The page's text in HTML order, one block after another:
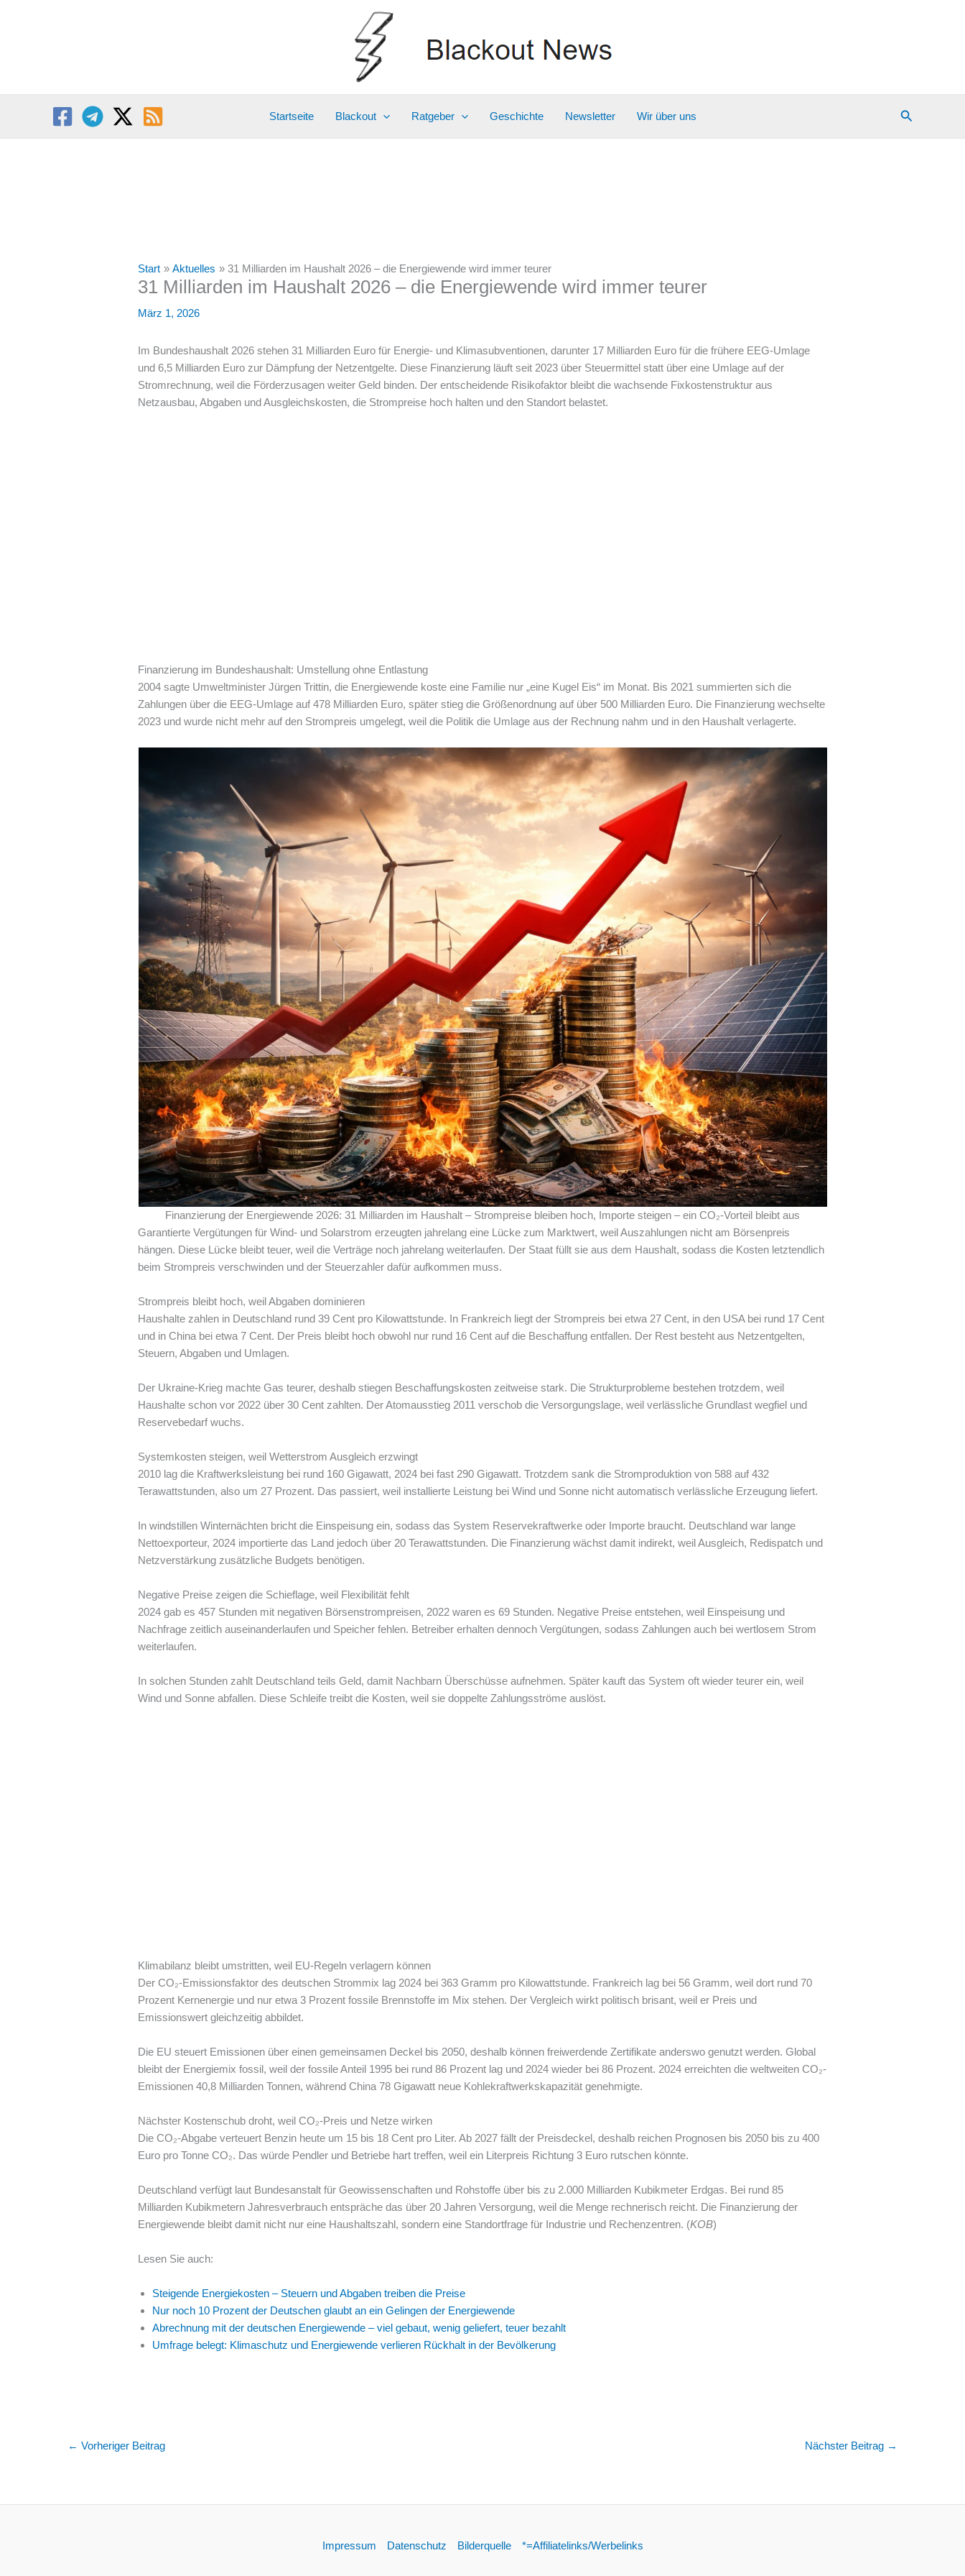
Startseite Blackout Ratgeber Geschichte Newsletter Wir über uns Suchen
Start Aktuelles 31 Milliarden im Haushalt 2026 – die Energiewende wird immer teurer
31 Milliarden im Haushalt 2026 – die Energiewende wird immer teurer
März 1, 2026
Im Bundeshaushalt 2026 stehen 31 Milliarden Euro für Energie- und Klimasubventionen, darunter 17 Milliarden Euro für die frühere EEG-Umlage
und 6,5 Milliarden Euro zur Dämpfung der Netzentgelte. Diese Finanzierung läuft seit 2023 über Steuermittel statt über eine Umlage auf der
Stromrechnung, weil die Förderzusagen weiter Geld binden. Der entscheidende Risikofaktor bleibt die wachsende Fixkostenstruktur aus
Netzausbau, Abgaben und Ausgleichskosten, die Strompreise hoch halten und den Standort belastet.
Finanzierung im Bundeshaushalt: Umstellung ohne Entlastung
2004 sagte Umweltminister Jürgen Trittin, die Energiewende koste eine Familie nur „eine Kugel Eis“ im Monat. Bis 2021 summierten sich die
Zahlungen über die EEG-Umlage auf 478 Milliarden Euro, später stieg die Größenordnung auf über 500 Milliarden Euro. Die Finanzierung wechselte
2023 und wurde nicht mehr auf den Strompreis umgelegt, weil die Politik die Umlage aus der Rechnung nahm und in den Haushalt verlagerte.
Finanzierung der Energiewende 2026: 31 Milliarden im Haushalt – Strompreise bleiben hoch, Importe steigen – ein CO₂-Vorteil bleibt aus
Garantierte Vergütungen für Wind- und Solarstrom erzeugten jahrelang eine Lücke zum Marktwert, weil Auszahlungen nicht am Börsenpreis
hängen. Diese Lücke bleibt teuer, weil die Verträge noch jahrelang weiterlaufen. Der Staat füllt sie aus dem Haushalt, sodass die Kosten letztendlich
beim Strompreis verschwinden und der Steuerzahler dafür aufkommen muss.
Strompreis bleibt hoch, weil Abgaben dominieren
Haushalte zahlen in Deutschland rund 39 Cent pro Kilowattstunde. In Frankreich liegt der Strompreis bei etwa 27 Cent, in den USA bei rund 17 Cent
und in China bei etwa 7 Cent. Der Preis bleibt hoch obwohl nur rund 16 Cent auf die Beschaffung entfallen. Der Rest besteht aus Netzentgelten,
Steuern, Abgaben und Umlagen.
Der Ukraine-Krieg machte Gas teurer, deshalb stiegen Beschaffungskosten zeitweise stark. Die Strukturprobleme bestehen trotzdem, weil
Haushalte schon vor 2022 über 30 Cent zahlten. Der Atomausstieg 2011 verschob die Versorgungslage, weil verlässliche Grundlast wegfiel und
Reservebedarf wuchs.
Systemkosten steigen, weil Wetterstrom Ausgleich erzwingt
2010 lag die Kraftwerksleistung bei rund 160 Gigawatt, 2024 bei fast 290 Gigawatt. Trotzdem sank die Stromproduktion von 588 auf 432
Terawattstunden, also um 27 Prozent. Das passiert, weil installierte Leistung bei Wind und Sonne nicht automatisch verlässliche Erzeugung liefert.
In windstillen Winternächten bricht die Einspeisung ein, sodass das System Reservekraftwerke oder Importe braucht. Deutschland war lange
Nettoexporteur, 2024 importierte das Land jedoch über 20 Terawattstunden. Die Finanzierung wächst damit indirekt, weil Ausgleich, Redispatch und
Netzverstärkung zusätzliche Budgets benötigen.
Negative Preise zeigen die Schieflage, weil Flexibilität fehlt
2024 gab es 457 Stunden mit negativen Börsenstrompreisen, 2022 waren es 69 Stunden. Negative Preise entstehen, weil Einspeisung und
Nachfrage zeitlich auseinanderlaufen und Speicher fehlen. Betreiber erhalten dennoch Vergütungen, sodass Zahlungen auch bei wertlosem Strom
weiterlaufen.
In solchen Stunden zahlt Deutschland teils Geld, damit Nachbarn Überschüsse aufnehmen. Später kauft das System oft wieder teurer ein, weil
Wind und Sonne abfallen. Diese Schleife treibt die Kosten, weil sie doppelte Zahlungsströme auslöst.
Klimabilanz bleibt umstritten, weil EU-Regeln verlagern können
Der CO₂-Emissionsfaktor des deutschen Strommix lag 2024 bei 363 Gramm pro Kilowattstunde. Frankreich lag bei 56 Gramm, weil dort rund 70
Prozent Kernenergie und nur etwa 3 Prozent fossile Brennstoffe im Mix stehen. Der Vergleich wirkt politisch brisant, weil er Preis und
Emissionswert gleichzeitig abbildet.
Die EU steuert Emissionen über einen gemeinsamen Deckel bis 2050, deshalb können freiwerdende Zertifikate anderswo genutzt werden. Global
bleibt der Energiemix fossil, weil der fossile Anteil 1995 bei rund 86 Prozent lag und 2024 wieder bei 86 Prozent. 2024 erreichten die weltweiten CO₂-
Emissionen 40,8 Milliarden Tonnen, während China 78 Gigawatt neue Kohlekraftwerkskapazität genehmigte.
Nächster Kostenschub droht, weil CO₂-Preis und Netze wirken
Die CO₂-Abgabe verteuert Benzin heute um 15 bis 18 Cent pro Liter. Ab 2027 fällt der Preisdeckel, deshalb reichen Prognosen bis 2050 bis zu 400
Euro pro Tonne CO₂. Das würde Pendler und Betriebe hart treffen, weil ein Literpreis Richtung 3 Euro rutschen könnte.
Deutschland verfügt laut Bundesanstalt für Geowissenschaften und Rohstoffe über bis zu 2.000 Milliarden Kubikmeter Erdgas. Bei rund 85
Milliarden Kubikmetern Jahresverbrauch entspräche das über 20 Jahren Versorgung, weil die Menge rechnerisch reicht. Die Finanzierung der
Energiewende bleibt damit nicht nur eine Haushaltszahl, sondern eine Standortfrage für Industrie und Rechenzentren. (KOB)
Lesen Sie auch:
Steigende Energiekosten – Steuern und Abgaben treiben die Preise
Nur noch 10 Prozent der Deutschen glaubt an ein Gelingen der Energiewende
Abrechnung mit der deutschen Energiewende – viel gebaut, wenig geliefert, teuer bezahlt
Umfrage belegt: Klimaschutz und Energiewende verlieren Rückhalt in der Bevölkerung
← Vorheriger Beitrag Nächster Beitrag →
Impressum Datenschutz Bilderquelle *=Affiliatelinks/Werbelinks